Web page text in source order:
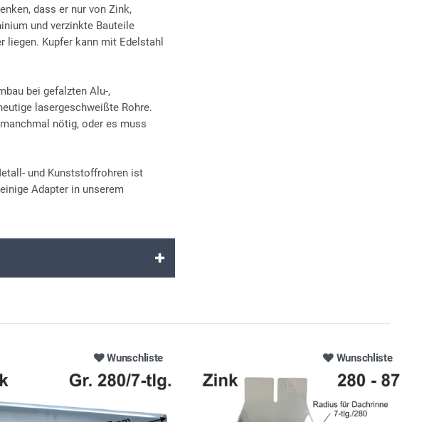
dass er nur von Zink,
und verzinkte Bauteile
liegen. Kupfer kann mit Edelstahl
bei gefalzten Alu-,
lasergeschweißte Rohre.
nötig, oder es muss
und Kunststoffrohren ist
Adapter in unserem
Wunschliste Wunschliste